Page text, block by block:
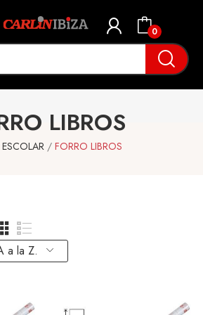
0
LIBROS
ESCOLAR FORRO LIBROS
a la Z.